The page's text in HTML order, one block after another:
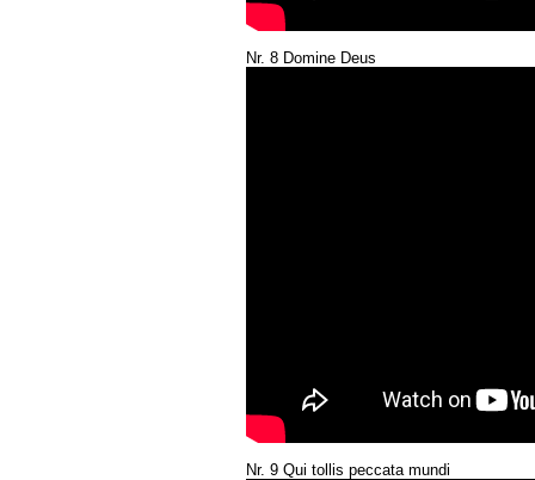
Nr. 8 Domine Deus
Nr. 9 Qui tollis peccata mundi